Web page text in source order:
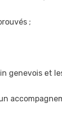
;
genevois et